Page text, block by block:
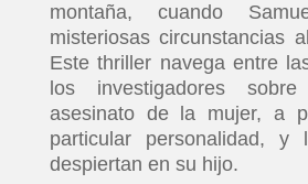
montaña, cuando
misteriosas circunstancias
Este thriller navega entre
los investigadores
asesinato de la mujer, a
particular personalidad, y
despiertan en su hijo.